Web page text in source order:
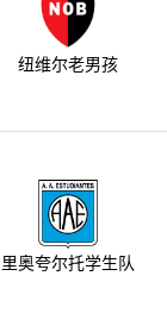
纽维尔老男孩
里奥夸尔托学生队